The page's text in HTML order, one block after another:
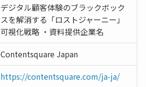
デジタル顧客体験のブラックボック
スを解消する「ロストジャーニー」
可視化戦略 ・資料提供企業名
Contentsquare Japan
https://contentsquare.com/ja-ja/